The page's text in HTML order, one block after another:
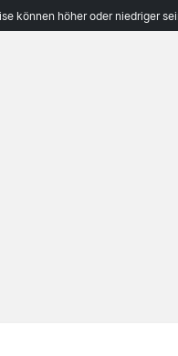
können höher oder niedriger